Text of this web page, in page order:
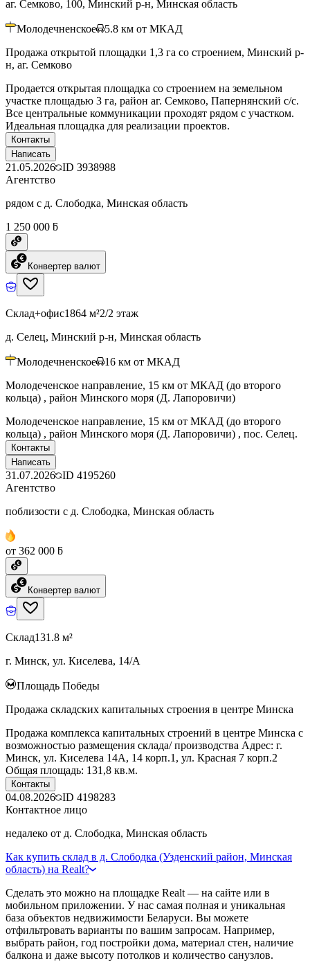
аг. Семково, 100, Минский р-н, Минская область
Молодечненское 5.8 км от МКАД
Продажа открытой площадки 1,3 га со строением, Минский р-
н, аг. Семково
Продается открытая площадка со строением на земельном
участке площадью 3 га, район аг. Семково, Папернянский с/с.
Все центральные коммуникации проходят рядом с участком.
Идеальная площадка для реализации проектов.
Контакты
Написать
21.05.2026 ID 3938988
Агентство
рядом с д. Слободка, Минская область
1 250 000 ƃ
Конвертер валют
Склад+офис1864 м²2/2 этаж
д. Селец, Минский р-н, Минская область
Молодечненское 16 км от МКАД
Молодеченское направление, 15 км от МКАД (до второго
кольца) , район Минского моря (Д. Лапоровичи)
Молодеченское направление, 15 км от МКАД (до второго
кольца) , район Минского моря (Д. Лапоровичи) , пос. Селец.
Контакты
Написать
31.07.2026 ID 4195260
Агентство
поблизости с д. Слободка, Минская область
от 362 000 ƃ
Конвертер валют
Склад131.8 м²
г. Минск, ул. Киселева, 14/А
Площадь Победы
Продажа складских капитальных строения в центре Минска
Продажа комплекса капитальных строений в центре Минска с
возможностью размещения склада/ производства Адрес: г.
Минск, ул. Киселева 14А, 14 корп.1, ул. Красная 7 корп.2
Общая площадь: 131,8 кв.м.
Контакты
04.08.2026 ID 4198283
Контактное лицо
недалеко от д. Слободка, Минская область
Как купить склад в д. Слободка (Узденский район, Минская
область) на Realt?
Сделать это можно на площадке Realt — на сайте или в
мобильном приложении. У нас самая полная и уникальная
база объектов недвижимости Беларуси. Вы можете
отфильтровать варианты по вашим запросам. Например,
выбрать район, год постройки дома, материал стен, наличие
балкона и даже высоту потолков и количество санузлов.